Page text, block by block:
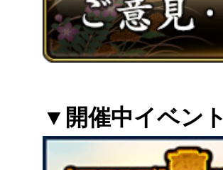
▼開催中イベント